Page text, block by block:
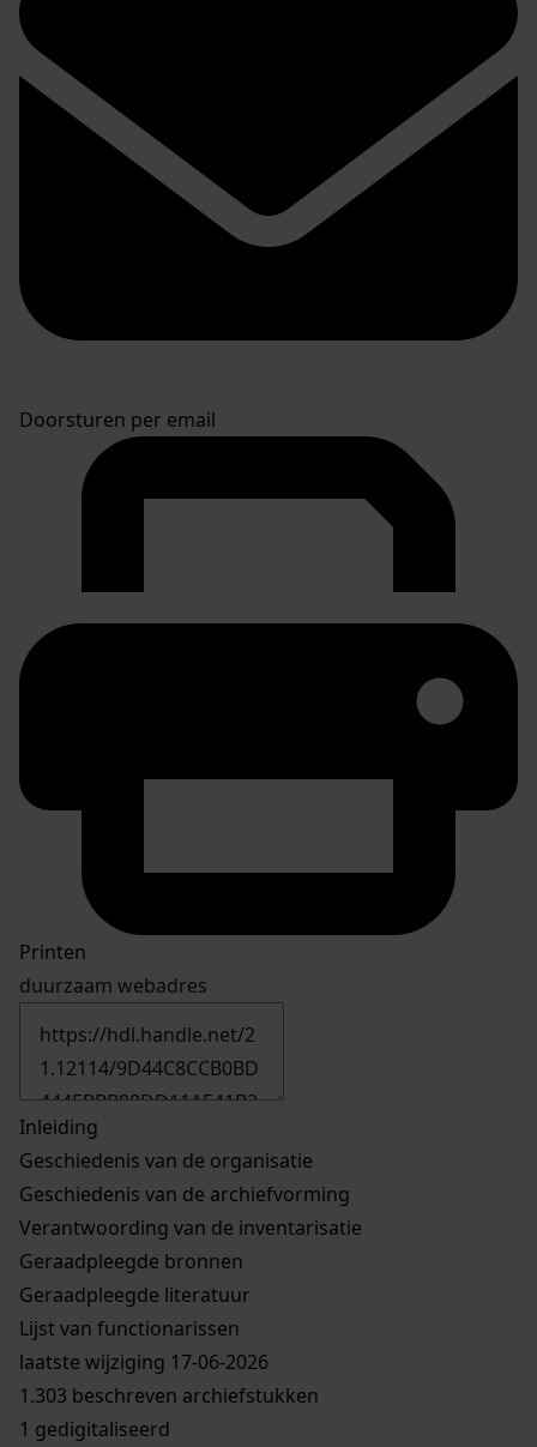
Doorsturen per email
Printen
duurzaam webadres
Inleiding
Geschiedenis van de organisatie
Geschiedenis van de archiefvorming
Verantwoording van de inventarisatie
Geraadpleegde bronnen
Geraadpleegde literatuur
Lijst van functionarissen
laatste wijziging 17-06-2026
1.303 beschreven archiefstukken
1 gedigitaliseerd